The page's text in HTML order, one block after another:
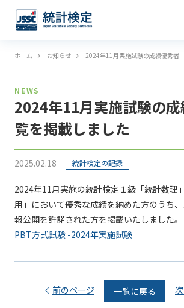
ホーム お知らせ 2024年11月実施試験の成績優秀者
NEWS
2024年11月実施試験の
覧を掲載しました
2025.02.18 統計検定の記録
2024年11月実施の統計検定１級「統計数理
用」において優秀な成績を納めた方のうち
報公開を許諾された方を掲載いたしました。
PBT方式試験 -2024年実施試験
前のページ 一覧に戻る